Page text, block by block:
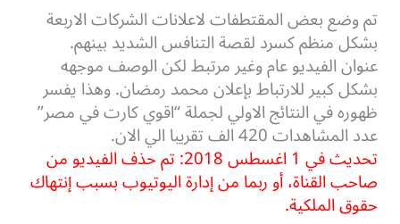
تم وضع بعض المقتطفات لاعلانات الشركات الاربعة
بشكل منظم كسرد لقصة التنافس الشديد بينهم.
عنوان الفيديو عام وغير مرتبط لكن الوصف موجهه
بشكل كبير للارتباط بإعلان محمد رمضان. وهذا يفسر
ظهوره في النتائج الاولي لجملة “اقوي كارت في مصر”
عدد المشاهدات 420 الف تقريبا الي الان.
تحديث في 1 اغسطس 2018: تم حذف الفيديو من
صاحب القناة، أو ربما من إدارة اليوتيوب بسبب إنتهاك
حقوق الملكية.